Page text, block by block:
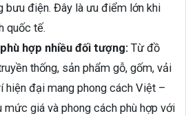
bưu điện. Đây là ưu điểm lớn khi
quốc tế.
hợp nhiều đối tượng: Từ đồ
thống, sản phẩm gỗ, gốm, vải
hiện đại mang phong cách Việt –
giá và phong cách phù hợp với